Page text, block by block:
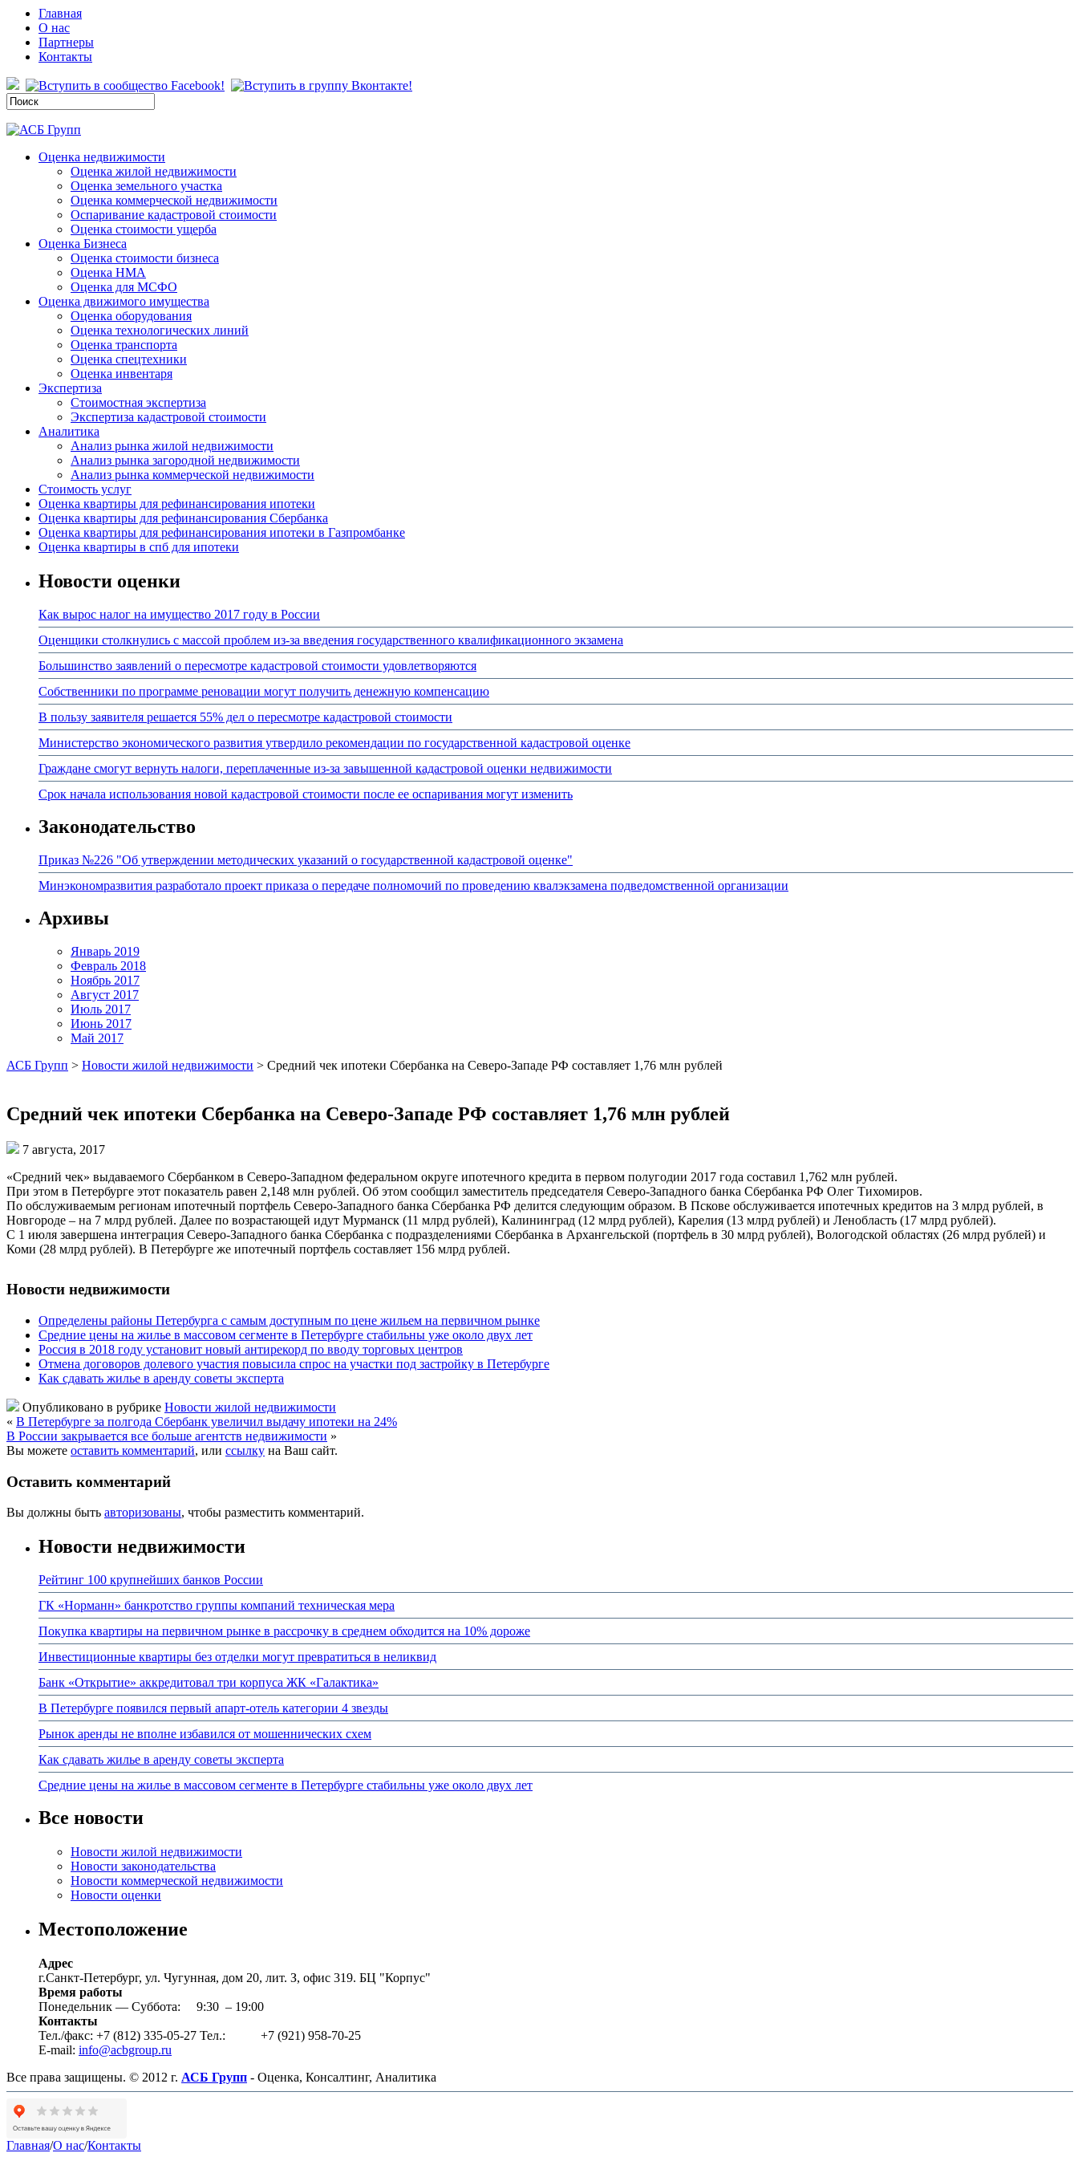
Главная
О нас
Партнеры
Контакты
Оценка недвижимости
Оценка жилой недвижимости
Оценка земельного участка
Оценка коммерческой недвижимости
Оспаривание кадастровой стоимости
Оценка стоимости ущерба
Оценка Бизнеса
Оценка стоимости бизнеса
Оценка НМА
Оценка для МСФО
Оценка движимого имущества
Оценка оборудования
Оценка технологических линий
Оценка транспорта
Оценка спецтехники
Оценка инвентаря
Экспертиза
Стоимостная экспертиза
Экспертиза кадастровой стоимости
Аналитика
Анализ рынка жилой недвижимости
Анализ рынка загородной недвижимости
Анализ рынка коммерческой недвижимости
Стоимость услуг
Оценка квартиры для рефинансирования ипотеки
Оценка квартиры для рефинансирования Сбербанка
Оценка квартиры для рефинансирования ипотеки в Газпромбанке
Оценка квартиры в спб для ипотеки
Новости оценки
Как вырос налог на имущество 2017 году в России
Оценщики столкнулись с массой проблем из-за введения государственного квалификационного экзамена
Большинство заявлений о пересмотре кадастровой стоимости удовлетворяются
Собственники по программе реновации могут получить денежную компенсацию
В пользу заявителя решается 55% дел о пересмотре кадастровой стоимости
Министерство экономического развития утвердило рекомендации по государственной кадастровой оценке
Граждане смогут вернуть налоги, переплаченные из-за завышенной кадастровой оценки недвижимости
Срок начала использования новой кадастровой стоимости после ее оспаривания могут изменить
Законодательство
Приказ №226 "Об утверждении методических указаний о государственной кадастровой оценке"
Минэкономразвития разработало проект приказа о передаче полномочий по проведению квалэкзамена подведомственной организации
Архивы
Январь 2019
Февраль 2018
Ноябрь 2017
Август 2017
Июль 2017
Июнь 2017
Май 2017
АСБ Групп > Новости жилой недвижимости > Средний чек ипотеки Сбербанка на Северо-Западе РФ составляет 1,76 млн рублей
Средний чек ипотеки Сбербанка на Северо-Западе РФ составляет 1,76 млн рублей
7 августа, 2017
«Средний чек» выдаваемого Сбербанком в Северо-Западном федеральном округе ипотечного кредита в первом полугодии 2017 года составил 1,762 млн рублей.
При этом в Петербурге этот показатель равен 2,148 млн рублей. Об этом сообщил заместитель председателя Северо-Западного банка Сбербанка РФ Олег Тихомиров.
По обслуживаемым регионам ипотечный портфель Северо-Западного банка Сбербанка РФ делится следующим образом. В Пскове обслуживается ипотечных кредитов на 3 млрд рублей, в
Новгороде – на 7 млрд рублей. Далее по возрастающей идут Мурманск (11 млрд рублей), Калининград (12 млрд рублей), Карелия (13 млрд рублей) и Ленобласть (17 млрд рублей).
С 1 июля завершена интеграция Северо-Западного банка Сбербанка с подразделениями Сбербанка в Архангельской (портфель в 30 млрд рублей), Вологодской областях (26 млрд рублей) и
Коми (28 млрд рублей). В Петербурге же ипотечный портфель составляет 156 млрд рублей.
Новости недвижимости
Определены районы Петербурга с самым доступным по цене жильем на первичном рынке
Средние цены на жилье в массовом сегменте в Петербурге стабильны уже около двух лет
Россия в 2018 году установит новый антирекорд по вводу торговых центров
Отмена договоров долевого участия повысила спрос на участки под застройку в Петербурге
Как сдавать жилье в аренду советы эксперта
Опубликовано в рубрике Новости жилой недвижимости
« В Петербурге за полгода Сбербанк увеличил выдачу ипотеки на 24%
В России закрывается все больше агентств недвижимости »
Вы можете оставить комментарий, или ссылку на Ваш сайт.
Оставить комментарий
Вы должны быть авторизованы, чтобы разместить комментарий.
Новости недвижимости
Рейтинг 100 крупнейших банков России
ГК «Норманн» банкротство группы компаний техническая мера
Покупка квартиры на первичном рынке в рассрочку в среднем обходится на 10% дороже
Инвестиционные квартиры без отделки могут превратиться в неликвид
Банк «Открытие» аккредитовал три корпуса ЖК «Галактика»
В Петербурге появился первый апарт-отель категории 4 звезды
Рынок аренды не вполне избавился от мошеннических схем
Как сдавать жилье в аренду советы эксперта
Средние цены на жилье в массовом сегменте в Петербурге стабильны уже около двух лет
Все новости
Новости жилой недвижимости
Новости законодательства
Новости коммерческой недвижимости
Новости оценки
Местоположение
Адрес
г.Санкт-Петербург, ул. Чугунная, дом 20, лит. З, офис 319. БЦ "Корпус"
Время работы
Понедельник — Суббота: 9:30 – 19:00
Контакты
Тел./факс: +7 (812) 335-05-27 Тел.: +7 (921) 958-70-25
E-mail: info@acbgroup.ru
Все права защищены. © 2012 г. АСБ Групп - Оценка, Консалтинг, Аналитика
Главная/О нас/Контакты